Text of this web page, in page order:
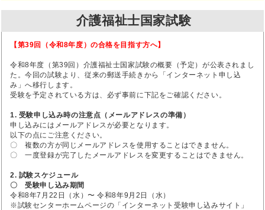
介護福祉士国家試験
【第39回（令和8年度）の合格を目指す方へ】
令和8年度（第39回）介護福祉士国家試験の概要（予定）が公表されまし
た。今回の試験より、従来の郵送手続きから「インターネット申し込
み」へ移行します。
受験を予定されている方は、必ず事前に下記をご確認ください。
1. 受験申し込み時の注意点（メールアドレスの準備）
申し込みにはメールアドレスが必要となります。
以下の点にご注意ください。
〇 複数の方が同じメールアドレスを使用することはできません。
〇 一度登録が完了したメールアドレスを変更することはできません。
2. 試験スケジュール
〇 受験申し込み期間
令和8年7月22日（水）〜 令和8年9月2日（水）
※試験センターホームページの「インターネット受験申し込みサイト」